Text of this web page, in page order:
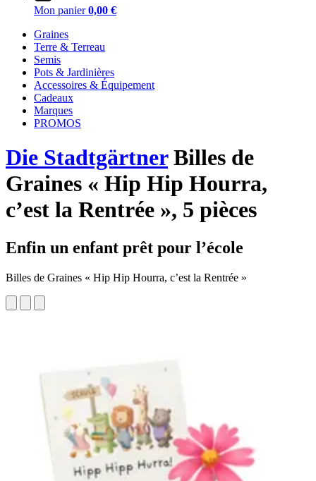
Mon panier 0,00 €
Graines
Terre & Terreau
Semis
Pots & Jardinières
Accessoires & Équipement
Cadeaux
Marques
PROMOS
Die StadtgärtnerBilles de
Graines « Hip Hip Hourra,
c’est la Rentrée », 5 pièces
Enfin un enfant prêt pour l’école
Billes de Graines « Hip Hip Hourra, c’est la Rentrée »